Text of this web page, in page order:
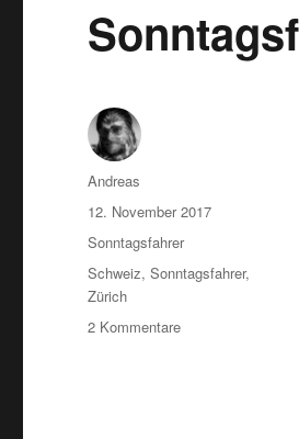
Autor
Andreas
Veröffentlicht
am
12. November 2017
Kategorien
Sonntagsfahrer
Schlagwörter
Schweiz,Sonntagsfahrer,
Zürich
2 Kommentarezu